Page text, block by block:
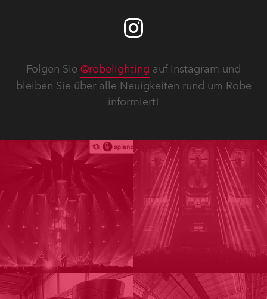
Folgen Sie @robelighting auf Instagram und
bleiben Sie über alle Neuigkeiten rund um Robe
informiert!